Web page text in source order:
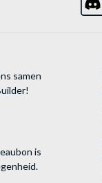
samen
is